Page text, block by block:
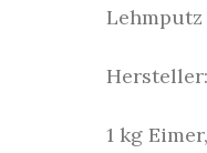
Lehmputz
1 kg